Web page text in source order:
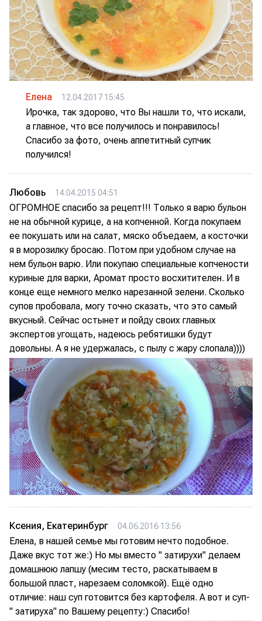
Елена 12.04.2017 15:45
Ирочка, так здорово, что Вы нашли то, что искали,
а главное, что все получилось и понравилось!
Спасибо за фото, очень аппетитный супчик
получился!
Любовь 14.04.2015 04:51
ОГРОМНОЕ спасибо за рецепт!!! Только я варю бульон
не на обычной курице, а на копченной. Когда покупаем
ее покушать или на салат, мяско объедаем, а косточки
я в морозилку бросаю. Потом при удобном случае на
нем бульон варю. Или покупаю специальные копчености
куриные для варки, Аромат просто восхитителен. И в
конце еще немного мелко нарезанной зелени. Сколько
супов пробовала, могу точно сказать, что это самый
вкусный. Сейчас остынет и пойду своих главных
экспертов угощать, надеюсь ребятишки будут
довольны. А я не удержалась, с пылу с жару слопала))))
Ксения, Екатеринбург 04.06.2016 13:56
Елена, в нашей семье мы готовим нечто подобное.
Даже вкус тот же:) Но мы вместо " затирухи" делаем
домашнюю лапшу (месим тесто, раскатываем в
большой пласт, нарезаем соломкой). Ещё одно
отличие: наш суп готовится без картофеля. А вот и суп-
" затируха" по Вашему рецепту:) Спасибо!